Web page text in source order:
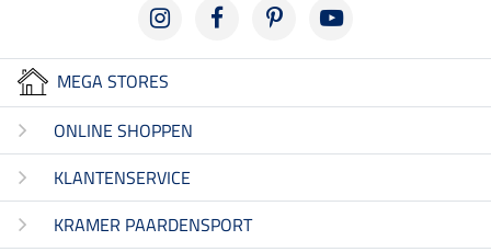
MEGA STORES
ONLINE SHOPPEN
KLANTENSERVICE
KRAMER PAARDENSPORT